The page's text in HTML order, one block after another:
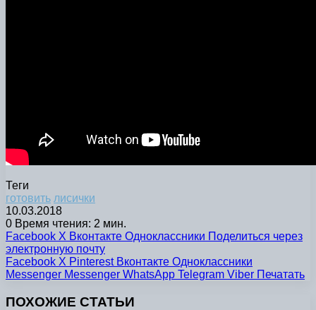
Теги
готовить лисички
10.03.2018
0 Время чтения: 2 мин.
Facebook X Вконтакте Одноклассники Поделиться через
электронную почту
Facebook X Pinterest Вконтакте Одноклассники
Messenger Messenger WhatsApp Telegram Viber Печатать
ПОХОЖИЕ СТАТЬИ